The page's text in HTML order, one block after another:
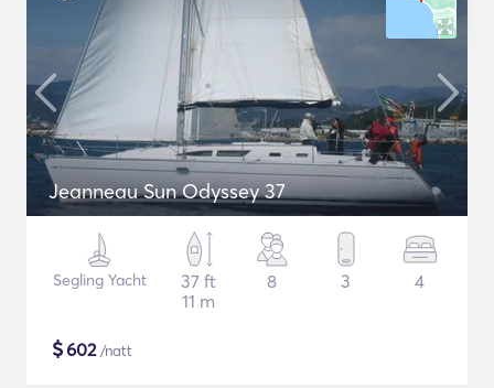
Jeanneau Sun Odyssey 37
Segling Yacht
37 ft
11 m
8 3 4
$602/natt